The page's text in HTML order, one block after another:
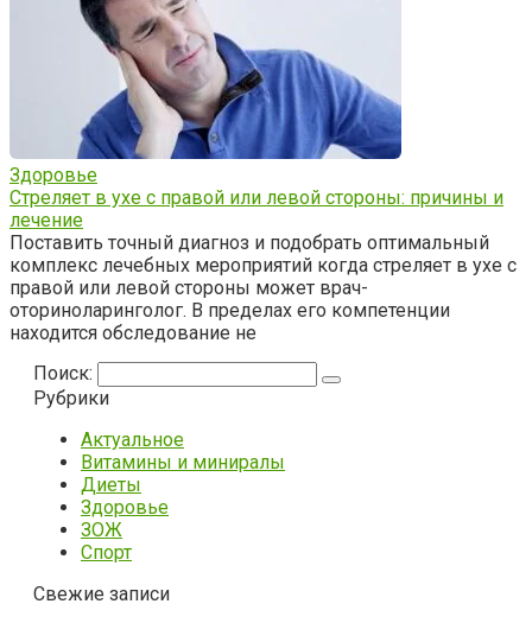
Здоровье
Стреляет в ухе с правой или левой стороны: причины и
лечение
Поставить точный диагноз и подобрать оптимальный
комплекс лечебных мероприятий когда стреляет в ухе с
правой или левой стороны может врач-
оториноларинголог. В пределах его компетенции
находится обследование не
Поиск:
Рубрики
Актуальное
Витамины и миниралы
Диеты
Здоровье
ЗОЖ
Спорт
Свежие записи